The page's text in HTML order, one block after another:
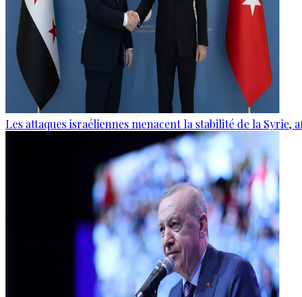
Les attaques israéliennes menacent la stabilité de la Syrie,